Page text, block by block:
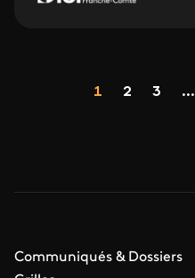
Page
1 Page
2 Page
3 ...
Communiqués & Dossiers